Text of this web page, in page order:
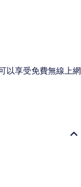
以享受免費無線上網